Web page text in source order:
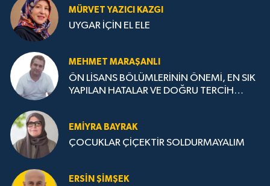
MÜRVET YAZICI KAZGI
UYGAR İÇİN EL ELE
MEHMET MARAŞANLI
ÖN LİSANS BÖLÜMLERİNİN ÖNEMİ, EN SIK
YAPILAN HATALAR VE DOĞRU TERCİH
EMIYRA BAYRAK
ÇOCUKLAR ÇİÇEKTİR SOLDURMAYALIM
ERSIN ŞIMŞEK